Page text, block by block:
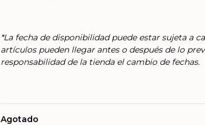
*La fecha de disponibilidad puede estar sujeta a
artículos pueden llegar antes o después de lo
responsabilidad de la tienda el cambio de fechas.
Agotado